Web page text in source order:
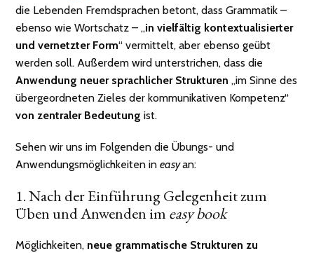
die Lebenden Fremdsprachen betont, dass Grammatik –
ebenso wie Wortschatz – „in vielfältig kontextualisierter
und vernetzter Form“ vermittelt, aber ebenso geübt
werden soll. Außerdem wird unterstrichen, dass die
Anwendung neuer sprachlicher Strukturen „im Sinne des
übergeordneten Zieles der kommunikativen Kompetenz“
von zentraler Bedeutung ist.
Sehen wir uns im Folgenden die Übungs- und
Anwendungsmöglichkeiten ineasyan:
1. Nach der Einführung Gelegenheit zum
Üben und Anwenden im easy book
Möglichkeiten, neue grammatische Strukturen zu